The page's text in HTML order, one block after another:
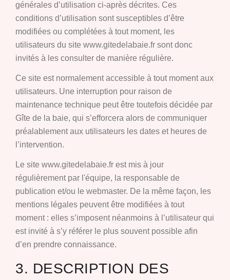
générales d’utilisation ci-après décrites. Ces
conditions d’utilisation sont susceptibles d’être
modifiées ou complétées à tout moment, les
utilisateurs du site www.gitedelabaie.fr sont donc
invités à les consulter de manière régulière.
Ce site est normalement accessible à tout moment aux
utilisateurs. Une interruption pour raison de
maintenance technique peut être toutefois décidée par
Gîte de la baie, qui s’efforcera alors de communiquer
préalablement aux utilisateurs les dates et heures de
l’intervention.
Le site www.gitedelabaie.fr est mis à jour
régulièrement par l'équipe, la responsable de
publication et/ou le webmaster. De la même façon, les
mentions légales peuvent être modifiées à tout
moment : elles s’imposent néanmoins à l’utilisateur qui
est invité à s’y référer le plus souvent possible afin
d’en prendre connaissance.
3. DESCRIPTION DES